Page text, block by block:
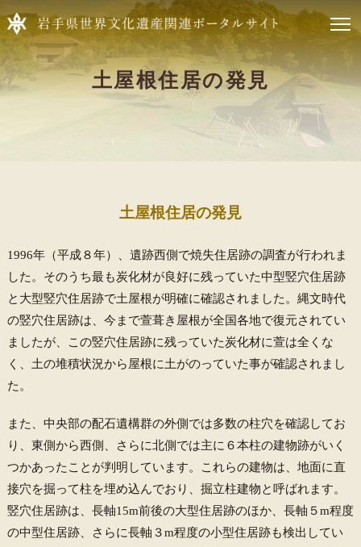
土屋根住居の発見
土屋根住居の発見
1996年（平成８年）、遺跡西側で焼失住居跡の調査が行われま
した。そのうち最も炭化材が良好に残っていた中型竪穴住居跡
と大型竪穴住居跡で土屋根が明確に確認されました。縄文時代
の竪穴住居跡は、今まで萱葺き屋根が全国各地で復元されてい
ましたが、この竪穴住居跡に残っていた炭化材に萱は全くな
く、土の堆積状況から屋根に土がのっていた事が確認されまし
た。
また、中央部の配石遺構群の外側では多数の柱穴を確認してお
り、東側から西側、さらに北側では主に６本柱の建物跡がいく
つかあったことが判明しています。これらの建物は、地面に直
接穴を掘って柱を埋め込んでおり、掘立柱建物と呼ばれます。
竪穴住居跡は、長軸15m前後の大型住居跡のほか、長軸５m程度
の中型住居跡、さらに長軸３m程度の小型住居跡も検出してい